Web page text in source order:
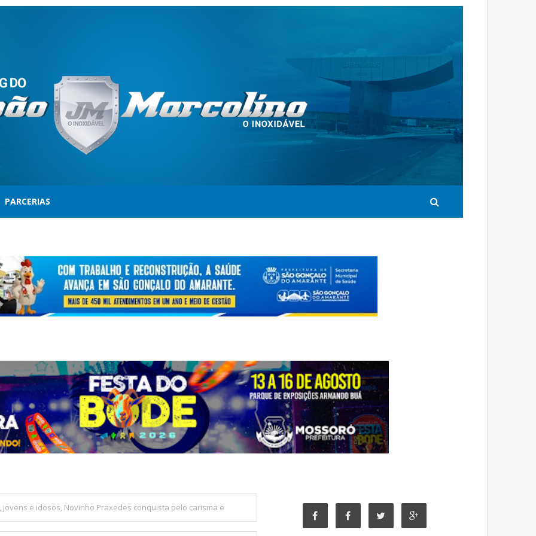
PARCERIAS
e idosos, Novinho Praxedes conquista pelo carisma e